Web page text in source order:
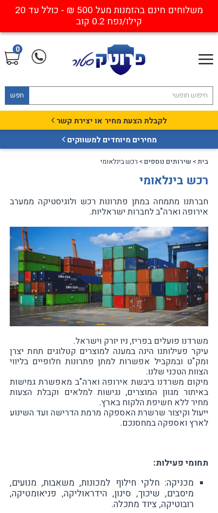
משלוחים חינם בהזמנות מעל 500 ₪ - כולל עד 20
קילו/נפח 0.2 קוב
חפש
0
לקבלת הצעת מחיר או יצירת קשר
מחירים מיוחדים למשווקים
בית> שירותים נוספים> רכש בינלאומי
רכש בינלאומי
חברתנו מתמחה במתן פתרונות רכש ולוגיסטיקה ממערב
אירופה וארה"ב לחברות ישראליות.
משרדנו פועלים בפריז, ניו יורק וישראל.
עיקר פעילותנו הינה במענה למוצרים קטלוגים תחת יצרן
ומק"ט ובמקביל אפשרות למתן פתרונות חלופיים בליווי
הצוות הטכני שלנו.
מיקום משרדנו ביבשת אירופה וארה"ב מאפשרת גמישות
באיתור מגוון המוצרים, נגישות למלאים וקבלת הצעות
מחיר ללא חשיפת הלקוח בארץ.
ייעול וקיצור שרשרת האספקה מרמת הדרישה ועד השינוע
לארץ ואספקה במחסנכם.
תחומי פעילות:
מכניקה: חלקי חילוף למכונות, משאבות, מנועים,
מיסבים, שיכוך, סינון, הידראוליקה, פניאומטיקה,
רובוטיקה, ציוד מתכלה.